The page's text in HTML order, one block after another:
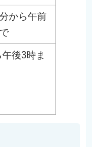
から午前
後3時ま